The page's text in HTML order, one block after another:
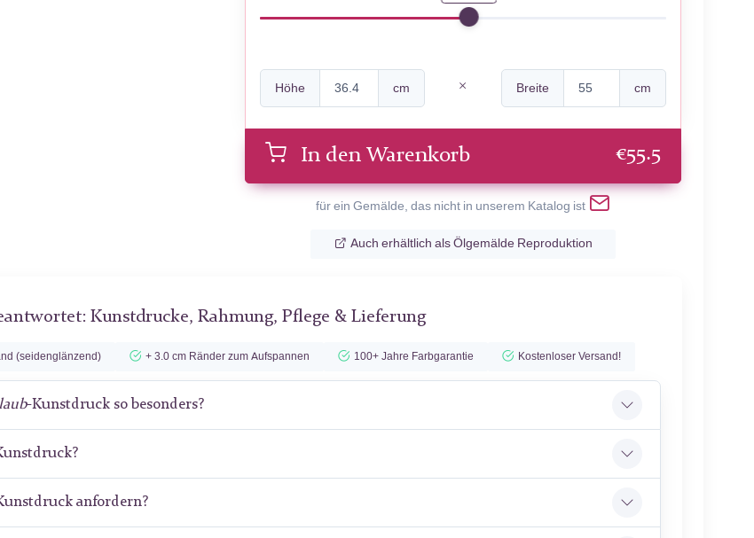
Höhe cm Breite cm
In den Warenkorb €55.5
für ein Gemälde, das nicht in unserem Katalog ist
Auch erhältlich als Ölgemälde Reproduktion
Kunstdrucke, Rahmung, Pflege & Lieferung
(seidenglänzend) + 3.0 cm Ränder zum Aufspannen 100+ Jahre Farbgarantie Kostenloser Versand!
-Kunstdruck so besonders?
anfordern?